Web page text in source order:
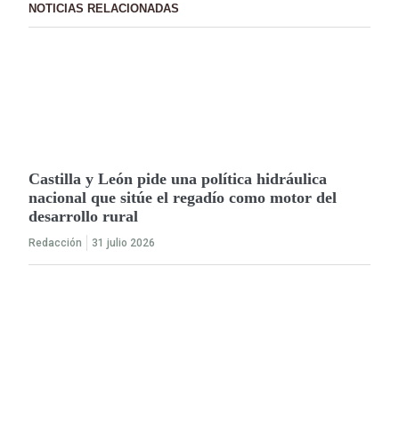
NOTICIAS RELACIONADAS
Castilla y León pide una política hidráulica
nacional que sitúe el regadío como motor del
desarrollo rural
Redacción 31 julio 2026